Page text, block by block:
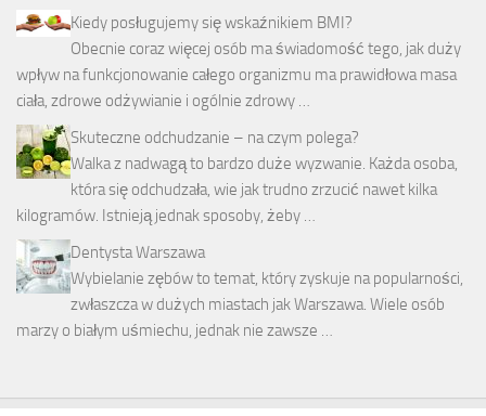
Kiedy posługujemy się wskaźnikiem BMI?
Obecnie coraz więcej osób ma świadomość tego, jak duży
wpływ na funkcjonowanie całego organizmu ma prawidłowa masa
ciała, zdrowe odżywianie i ogólnie zdrowy …
Skuteczne odchudzanie – na czym polega?
Walka z nadwagą to bardzo duże wyzwanie. Każda osoba,
która się odchudzała, wie jak trudno zrzucić nawet kilka
kilogramów. Istnieją jednak sposoby, żeby …
Dentysta Warszawa
Wybielanie zębów to temat, który zyskuje na popularności,
zwłaszcza w dużych miastach jak Warszawa. Wiele osób
marzy o białym uśmiechu, jednak nie zawsze …